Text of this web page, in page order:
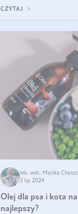
wpływają te dobroczynne
CZYTAJ
lek. wet. Marika
3 lip 2024
Olej dla psa i kota
najlepszy?